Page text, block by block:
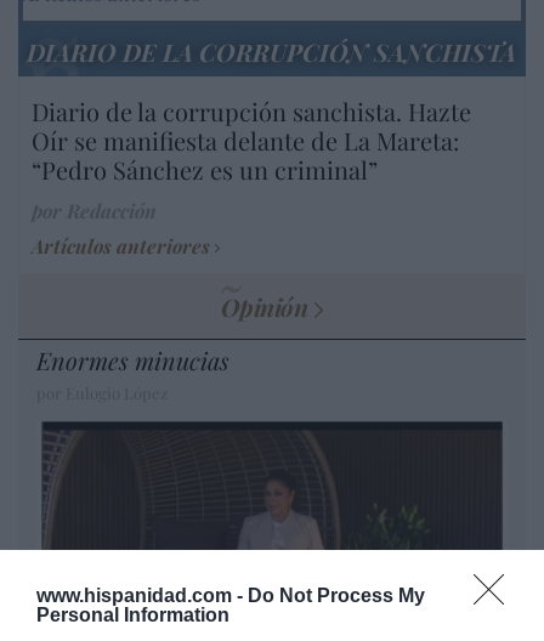
www.hispanidad.com - Do Not Process My
Personal Information
DIARIO DE LA CORRUPCIÓN SANCHISTA
Diario de la corrupción sanchista. Hazte
Oír se manifiesta delante de La Mareta:
“Pedro Sánchez es un criminal”
Artículos anteriores
Opinión
Enormes minucias